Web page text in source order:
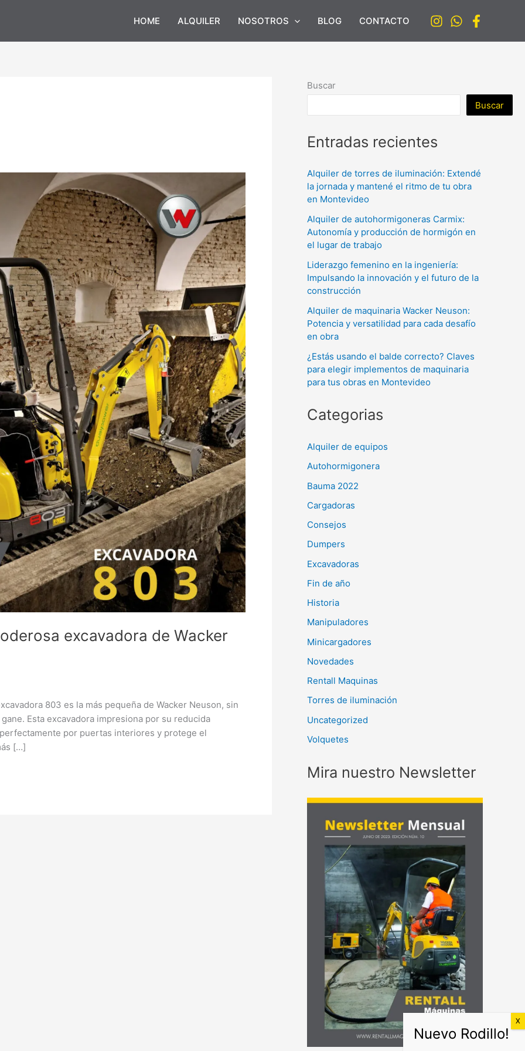
HOME ALQUILER NOSOTROS BLOG CONTACTO
excavadora de Wacker
803 es la más pequeña de Wacker Neuson, sin
Esta excavadora impresiona por su reducida
por puertas interiores y protege el
[…]
Buscar
Buscar
Entradas recientes
Alquiler de torres de iluminación: Extendé
la jornada y mantené el ritmo de tu obra
en Montevideo
Alquiler de autohormigoneras Carmix:
Autonomía y producción de hormigón en
el lugar de trabajo
Liderazgo femenino en la ingeniería:
Impulsando la innovación y el futuro de la
construcción
Alquiler de maquinaria Wacker Neuson:
Potencia y versatilidad para cada desafío
en obra
¿Estás usando el balde correcto? Claves
para elegir implementos de maquinaria
para tus obras en Montevideo
Categorias
Alquiler de equipos
Autohormigonera
Bauma 2022
Cargadoras
Consejos
Dumpers
Excavadoras
Fin de año
Historia
Manipuladores
Minicargadores
Novedades
Rentall Maquinas
Torres de iluminación
Uncategorized
Volquetes
Mira nuestro Newsletter